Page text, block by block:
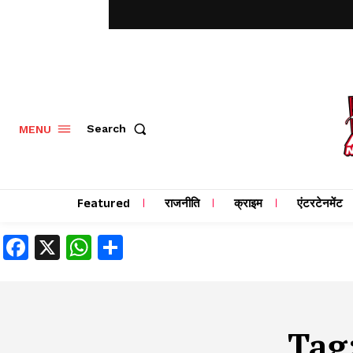
MENU Search
Featured राजनीति क्राइम एंटरटेनमेंट
Facebook
X WhatsApp